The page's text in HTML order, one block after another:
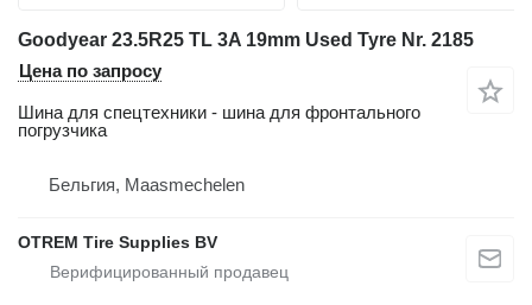
Goodyear 23.5R25 TL 3A 19mm Used Tyre Nr. 2185
Цена по запросу
Шина для спецтехники - шина для фронтального
погрузчика
Бельгия, Maasmechelen
OTREM Tire Supplies BV